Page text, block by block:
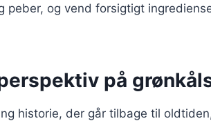
peber, og vend forsigtigt
på
historie, der går tilbage til